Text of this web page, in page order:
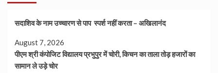
सदाशिव के नाम उच्चारण से पाप स्पर्श नहीं करता – अखिलानंद
August 7, 2026
पीएम श्री कंपोजिट विद्यालय प्रभुपुर में चोरी, किचन का ताला तोड़ हजारों का
सामान ले उड़े चोर